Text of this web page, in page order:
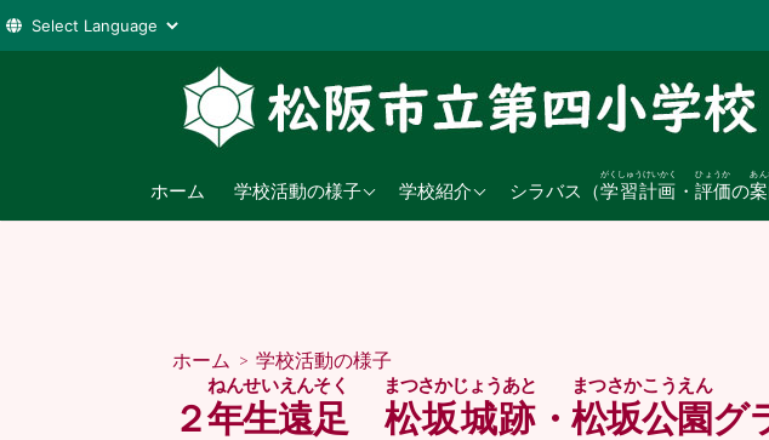
へ
ホーム 学校活動の様子
2026年度
学校紹介
学校教育目標 シラバス（学習計画
がくしゅうけいかく
・ 評価
ひょうか
の
あん
ホーム > 学校活動の様子
２年生
ねんせい
遠足
えんそく
松坂城跡
まつさかじょうあと
・ 松坂公園
まつさかこうえん
グ